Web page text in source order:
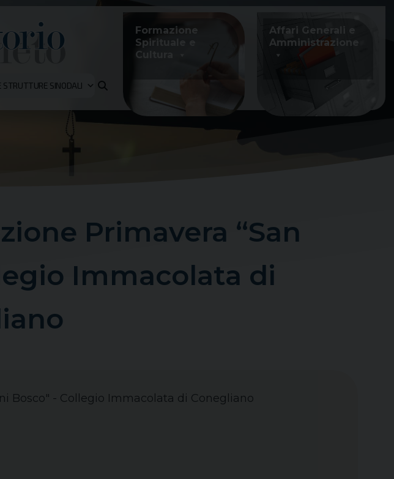
STRUTTURE SINODALI
Formazione
Spirituale e
Cultura
Affari Generali e
Amministrazione
Primavera “San
Immacolata di
Bosco" - Collegio Immacolata di Conegliano